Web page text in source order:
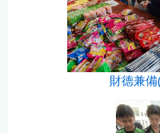
財德兼